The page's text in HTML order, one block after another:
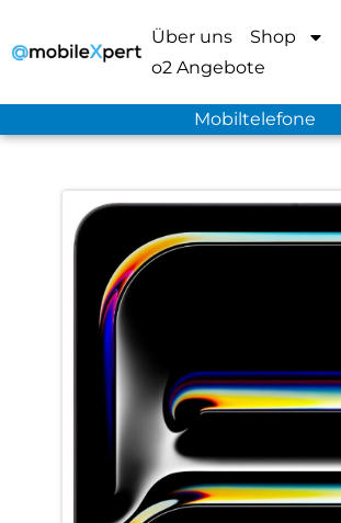
Über uns Shop
o2 Angebote
Mobiltelefone